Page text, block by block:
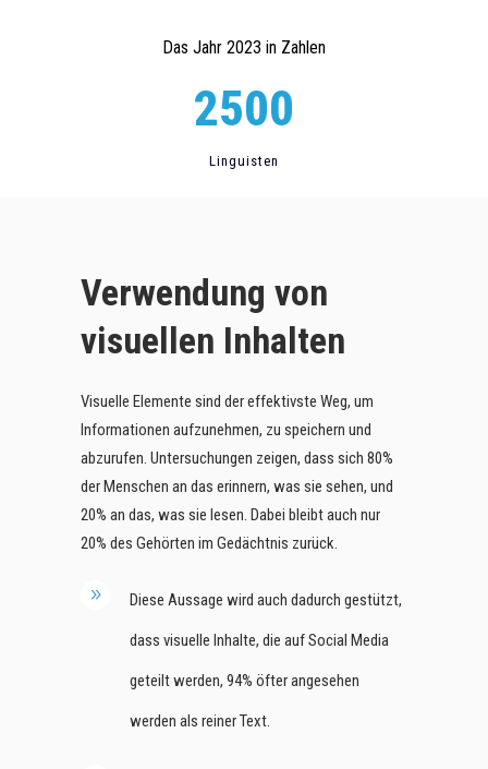
Das Jahr 2023 in Zahlen
2500
Linguisten
Verwendung von
visuellen Inhalten
Visuelle Elemente sind der effektivste Weg, um
Informationen aufzunehmen, zu speichern und
abzurufen. Untersuchungen zeigen, dass sich 80%
der Menschen an das erinnern, was sie sehen, und
20% an das, was sie lesen. Dabei bleibt auch nur
20% des Gehörten im Gedächtnis zurück.
Diese Aussage wird auch dadurch gestützt,
dass visuelle Inhalte, die auf Social Media
geteilt werden, 94% öfter angesehen
werden als reiner Text.